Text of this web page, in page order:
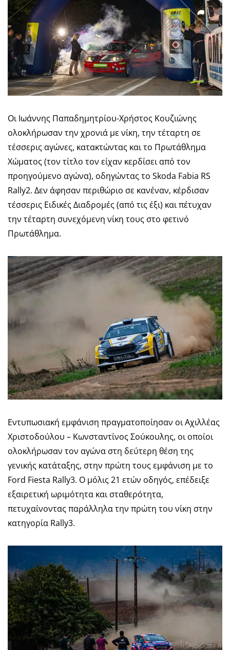
Οι Ιωάννης Παπαδημητρίου-Χρήστος Κουζιώνης
ολοκλήρωσαν την χρονιά με νίκη, την τέταρτη σε
τέσσερις αγώνες, κατακτώντας και το Πρωτάθλημα
Χώματος (τον τίτλο τον είχαν κερδίσει από τον
προηγούμενο αγώνα), οδηγώντας το Skoda Fabia RS
Rally2. Δεν άφησαν περιθώριο σε κανέναν, κέρδισαν
τέσσερις Ειδικές Διαδρομές (από τις έξι) και πέτυχαν
την τέταρτη συνεχόμενη νίκη τους στο φετινό
Πρωτάθλημα.
Εντυπωσιακή εμφάνιση πραγματοποίησαν οι Αχιλλέας
Χριστοδούλου – Κωνσταντίνος Σούκουλης, οι οποίοι
ολοκλήρωσαν τον αγώνα στη δεύτερη θέση της
γενικής κατάταξης, στην πρώτη τους εμφάνιση με το
Ford Fiesta Rally3. Ο μόλις 21 ετών οδηγός, επέδειξε
εξαιρετική ωριμότητα και σταθερότητα,
πετυχαίνοντας παράλληλα την πρώτη του νίκη στην
κατηγορία Rally3.